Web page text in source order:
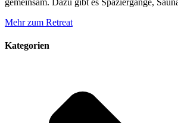
gemeinsam. Dazu gibt es Spaziergänge,
Mehr zum Retreat
Kategorien